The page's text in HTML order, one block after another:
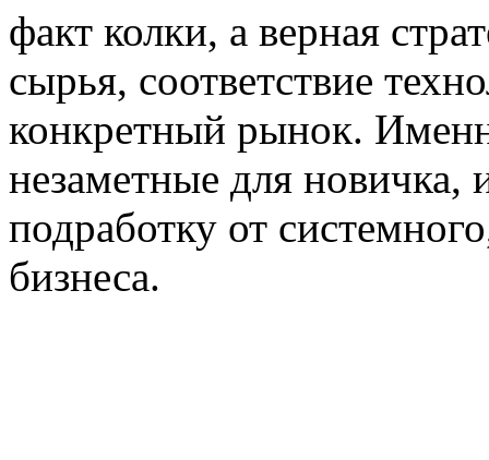
факт колки, а верная
сырья, соответствие
конкретный рынок.
незаметные для новичка,
подработку от
бизнеса.